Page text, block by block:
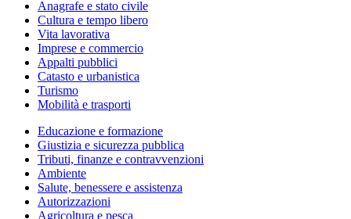
Anagrafe e stato civile
Cultura e tempo libero
Vita lavorativa
Imprese e commercio
Appalti pubblici
Catasto e urbanistica
Turismo
Mobilità e trasporti
Educazione e formazione
Giustizia e sicurezza pubblica
Tributi, finanze e contravvenzioni
Ambiente
Salute, benessere e assistenza
Autorizzazioni
Agricoltura e pesca